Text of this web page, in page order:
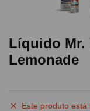
Líquido Mr.
Lemonade
Este produto está